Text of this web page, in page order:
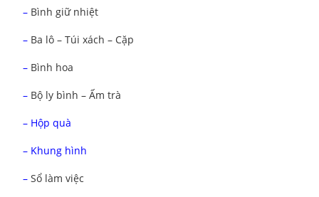
– Bình giữ nhiệt
– Ba lô – Túi xách – Cặp
– Bình hoa
– Bộ ly bình – Ấm trà
– Hộp quà
– Khung hình
–Sổ làm việc